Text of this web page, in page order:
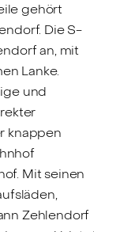
gehört
Die S-
an, mit
Lanke.
und
knappen
Mit seinen
Zehlendorf